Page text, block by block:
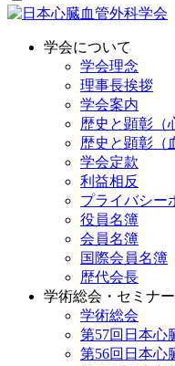
学会について
学会理念
理事長挨拶
学会案内
歴史と顕彰（
歴史と顕彰（
学会定款
利益相反
プライバシー
役員名簿
会員名簿
国際会員名簿
歴代会長
学術総会・セミナー
学術総会
第57回日本心
第56回日本心